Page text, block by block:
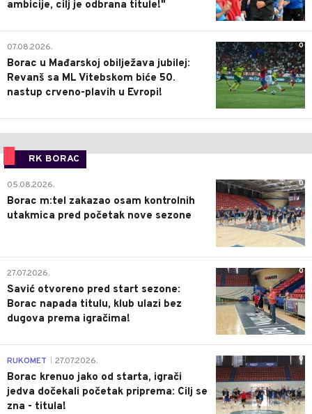
ambicije, cilj je odbrana titule!"
0
07.08.2026.
Borac u Mađarskoj obilježava jubilej:
Revanš sa ML Vitebskom biće 50.
nastup crveno-plavih u Evropi!
RK BORAC
0
05.08.2026.
Borac m:tel zakazao osam kontrolnih
utakmica pred početak nove sezone
0
27.07.2026.
Savić otvoreno pred start sezone:
Borac napada titulu, klub ulazi bez
dugova prema igračima!
0
RUKOMET 27.07.2026.
Borac krenuo jako od starta, igrači
jedva dočekali početak priprema: Cilj se
zna - titula!